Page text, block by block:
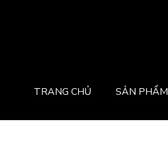
TRANG CHỦ SẢN PHẨM